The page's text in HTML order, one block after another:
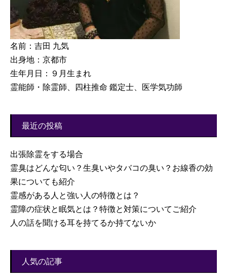
名前：吉田 九気
出身地：京都市
生年月日：９月生まれ
霊能師・除霊師、四柱推命 鑑定士、医学気功師
最近の投稿
出張除霊をする場合
霊臭はどんな匂い？生臭いやタバコの臭い？お線香の効
果についても紹介
霊感がある人と強い人の特徴とは？
霊障の症状と眠気とは？特徴と対策についてご紹介
人の話を聞ける耳を持てるか持てないか
人気の記事